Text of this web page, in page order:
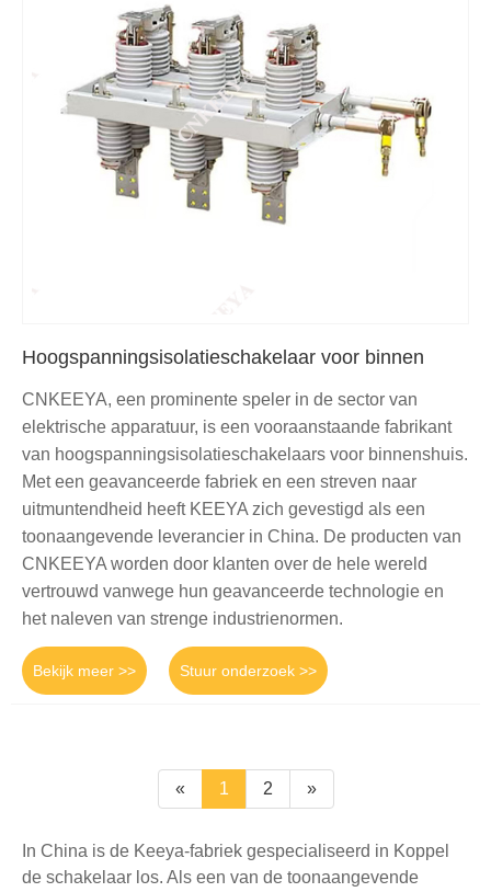
Hoogspanningsisolatieschakelaar voor binnen
CNKEEYA, een prominente speler in de sector van
elektrische apparatuur, is een vooraanstaande fabrikant
van hoogspanningsisolatieschakelaars voor binnenshuis.
Met een geavanceerde fabriek en een streven naar
uitmuntendheid heeft KEEYA zich gevestigd als een
toonaangevende leverancier in China. De producten van
CNKEEYA worden door klanten over de hele wereld
vertrouwd vanwege hun geavanceerde technologie en
het naleven van strenge industrienormen.
Bekijk meer >> Stuur onderzoek >>
« 1 2 »
In China is de Keeya-fabriek gespecialiseerd in Koppel
de schakelaar los. Als een van de toonaangevende